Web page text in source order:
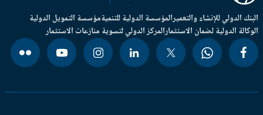
الدولي للإنشاء والتعميرالمؤسسة الدولية للتنميةمؤسسة التمويل الدولية
الدولية لضمان الاستثمارالمركز الدولي لتسوية منازعات الاستثمار